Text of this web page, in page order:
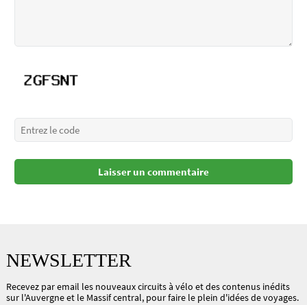
NEWSLETTER
Recevez par email les nouveaux circuits à vélo et des contenus inédits
sur l'Auvergne et le Massif central, pour faire le plein d'idées de voyages.